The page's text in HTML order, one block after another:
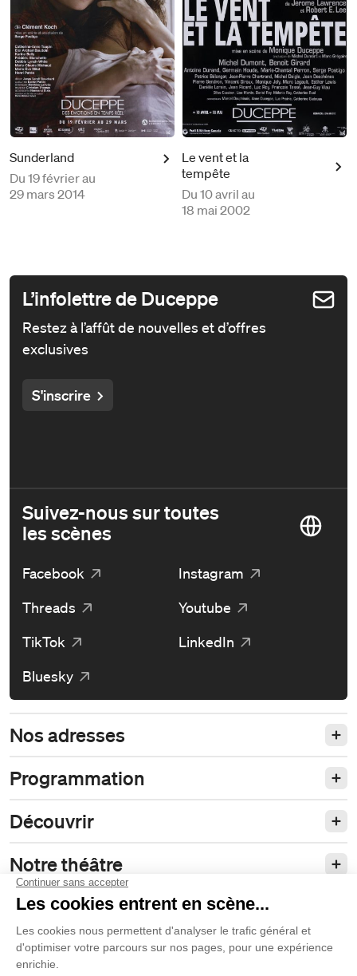
Sunderland
Du 19 février au
29 mars 2014
Le vent et la
tempête
Du 10 avril au
18 mai 2002
L’infolettre de Duceppe
Restez à l’affût de nouvelles et d’offres
exclusives
S'inscrire
Suivez-nous sur toutes
les scènes
Facebook
Instagram
Threads
Youtube
TikTok
LinkedIn
Bluesky
Nos adresses
Programmation
Découvrir
Notre théâtre
Philanthropie et partenariats
Nos politiques